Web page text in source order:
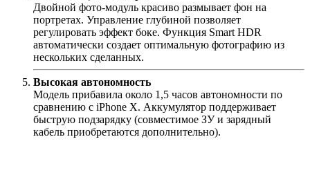
Двойной фото-модуль красиво размывает фон на
портретах. Управление глубиной позволяет
регулировать эффект боке. Функция Smart HDR
автоматически создает оптимальную фотографию из
нескольких сделанных.
Высокая автономность
Модель прибавила около 1,5 часов автономности по
сравнению с iPhone X. Аккумулятор поддерживает
быструю подзарядку (совместимое ЗУ и зарядный
кабель приобретаются дополнительно).